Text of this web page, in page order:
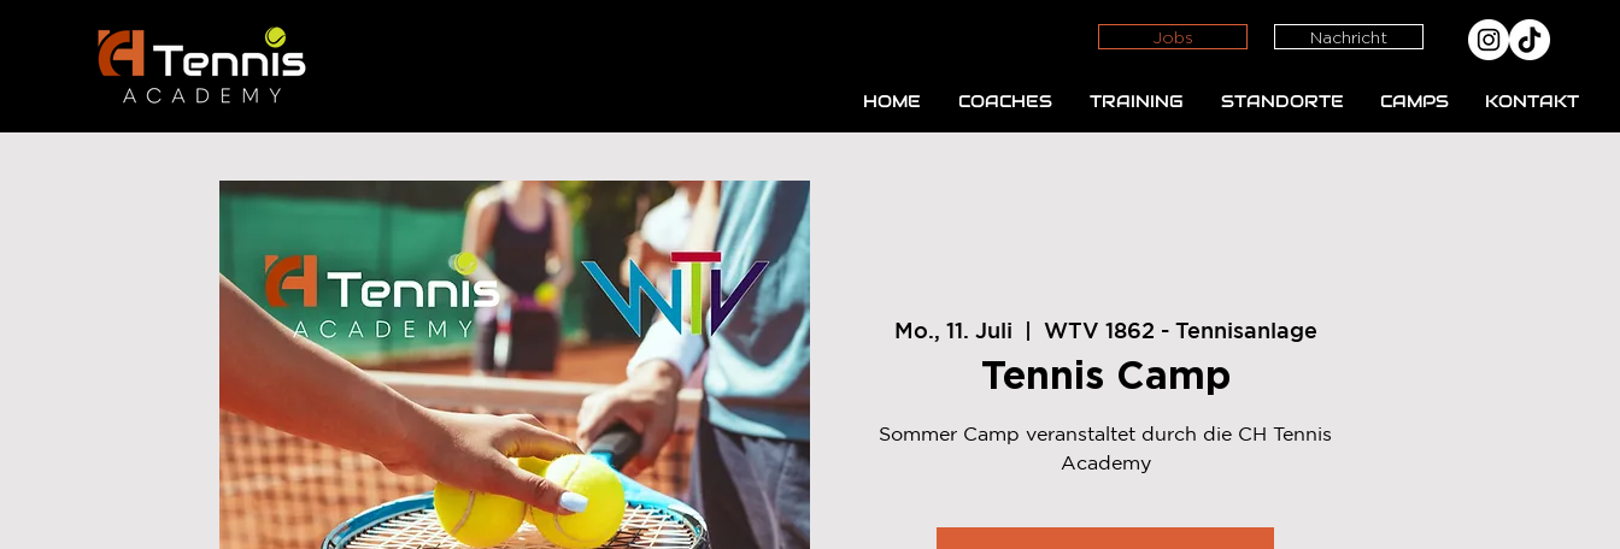
Jobs Nachricht
HOME COACHES TRAINING STANDORTE CAMPS KONTAKT
Mo., 11. Juli WTV 1862 - Tennisanlage
Tennis Camp
Sommer Camp veranstaltet durch die CH Tennis
Academy